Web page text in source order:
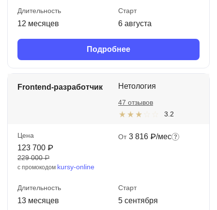
Длительность
12 месяцев
Старт
6 августа
Подробнее
Frontend-разработчик Нетология
3.2
47 отзывов
Цена
123 700 ₽
229 000 ₽
с промокодом kursy-online
От 3 816 ₽/мес
Длительность
13 месяцев
Старт
5 сентября